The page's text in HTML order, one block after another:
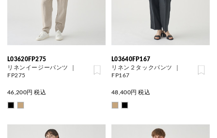
L03620FP275
リネンイージーパンツ ｜
FP275
46,200円 税込
L03640FP167
リネン２タックパンツ ｜
FP167
48,400円 税込